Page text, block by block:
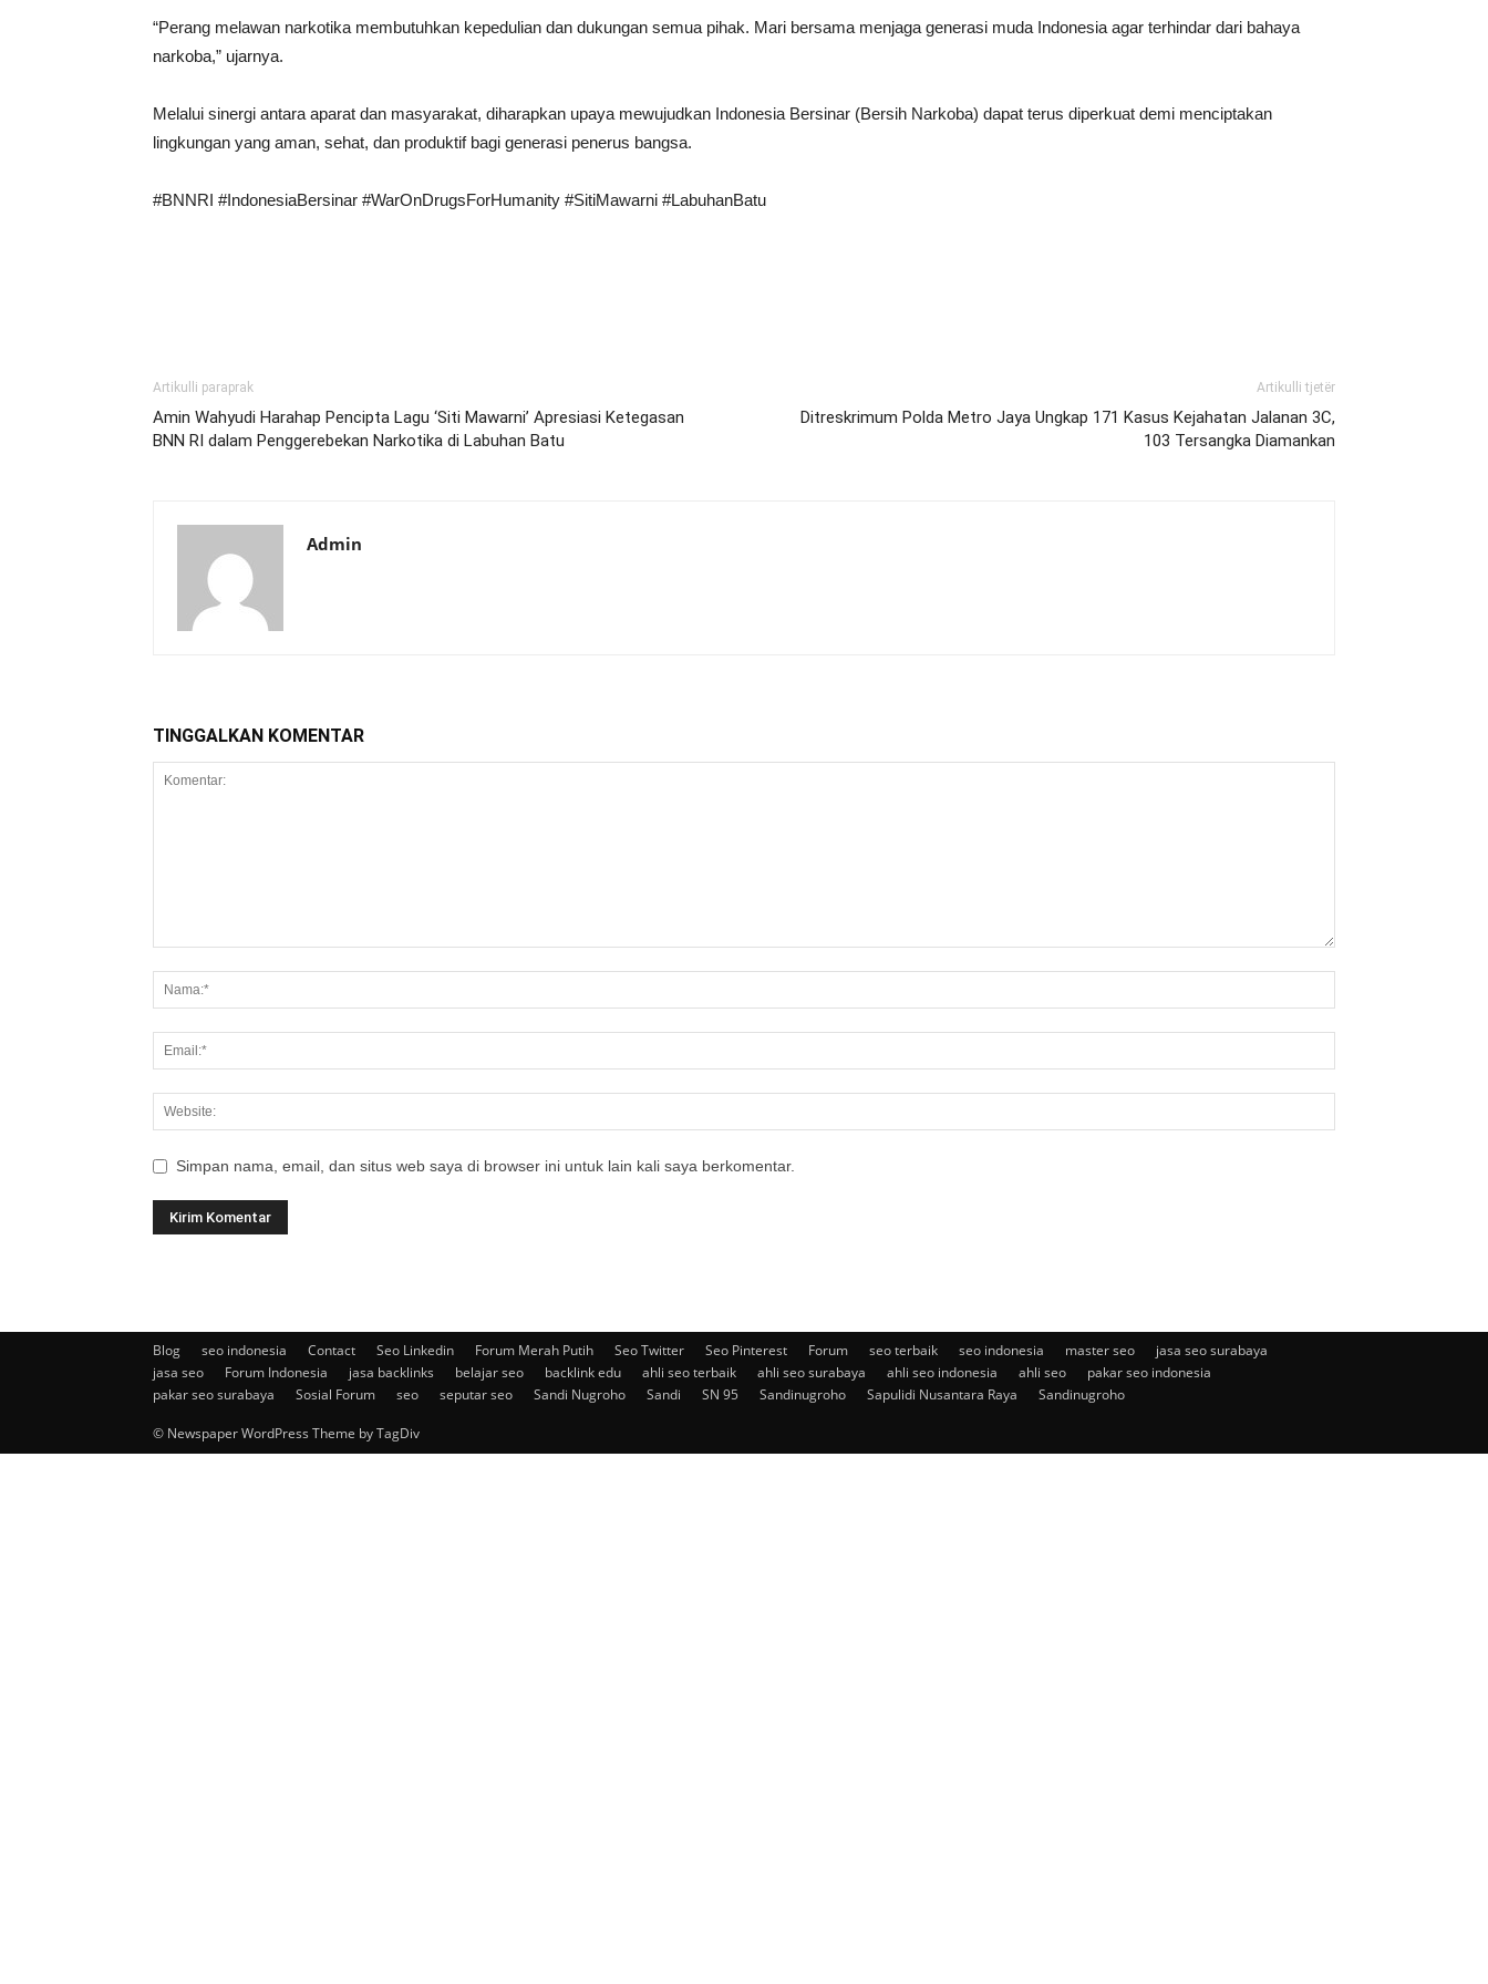
“Perang melawan narkotika membutuhkan kepedulian dan dukungan semua pihak. Mari bersama menjaga generasi muda Indonesia agar terhindar dari bahaya
narkoba,” ujarnya.
Melalui sinergi antara aparat dan masyarakat, diharapkan upaya mewujudkan Indonesia Bersinar (Bersih Narkoba) dapat terus diperkuat demi menciptakan
lingkungan yang aman, sehat, dan produktif bagi generasi penerus bangsa.
#BNNRI #IndonesiaBersinar #WarOnDrugsForHumanity #SitiMawarni #LabuhanBatu
Artikulli paraprak
Amin Wahyudi Harahap Pencipta Lagu ‘Siti Mawarni’ Apresiasi Ketegasan
BNN RI dalam Penggerebekan Narkotika di Labuhan Batu
Artikulli tjetër
Ditreskrimum Polda Metro Jaya Ungkap 171 Kasus Kejahatan Jalanan 3C,
103 Tersangka Diamankan
Admin
TINGGALKAN KOMENTAR
Simpan nama, email, dan situs web saya di browser ini untuk lain kali saya berkomentar.
Blog seo indonesia Contact Seo Linkedin Forum Merah Putih Seo Twitter Seo Pinterest Forum seo terbaik seo indonesia master seo
jasa seo surabaya
jasa seo
Forum Indonesia jasa backlinks belajar seo backlink edu ahli seo terbaik ahli seo surabaya ahli seo indonesia ahli seo
pakar seo indonesia
pakar seo surabaya
Sosial Forum seo seputar seo Sandi Nugroho Sandi SN 95 Sandinugroho Sapulidi Nusantara Raya Sandinugroho
© Newspaper WordPress Theme by TagDiv